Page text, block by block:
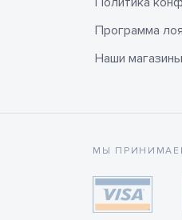
Программа
Наши магазины
МЫ